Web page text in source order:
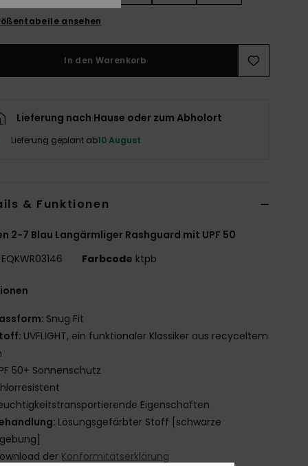
ansehen
In den Warenkorb
Lieferung nach Hause oder zum Abholort
Lieferung geplant ab10 August
& Funktionen
2-7 Blau Langärmliger Rashguard mit UPF 50
EQKWR03146 Farbcode ktpb
Snug Fit
UVFLIGHT, ein funktionaler Klassiker aus recyceltem
50+ Sonnenschutz
Eigenschaften
Lösungsgefärbter Stoff [schwarze
der Konformitätserklärung